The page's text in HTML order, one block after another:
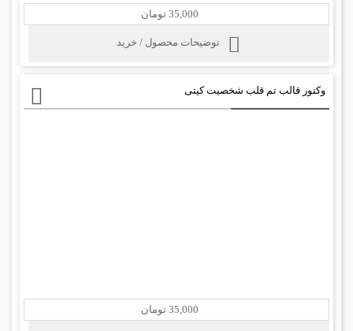
35,000 تومان
توضیحات محصول / خرید
وکتور قالب تم قلب شخصیت کیتی
35,000 تومان